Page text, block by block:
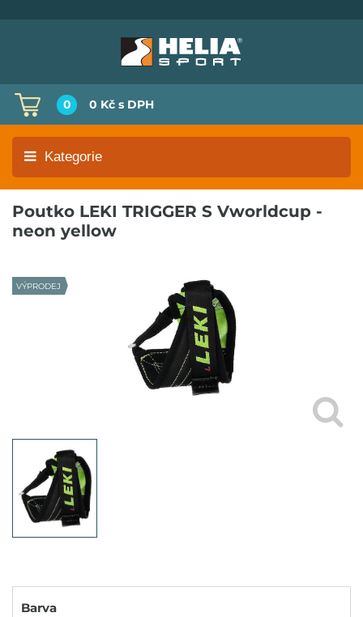
0 0 Kč s DPH
Kategorie
Poutko LEKI TRIGGER S Vworldcup -
neon yellow
VÝPRODEJ
Barva